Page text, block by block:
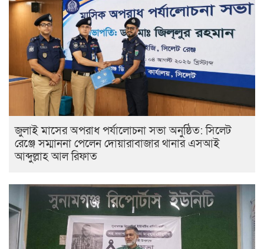
জুলাই মাসের অপরাধ পর্যালোচনা সভা অনুষ্ঠিত: সিলেট
রেঞ্জে সম্মাননা পেলেন দোয়ারাবাজার থানার এসআই
আব্দুল্লাহ আল রিফাত